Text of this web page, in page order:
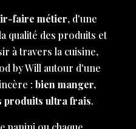
faire métier, d'une
qualité des produits et
à travers la cuisine,
by Will autour d'une
: bien manger,
produits ultra frais.